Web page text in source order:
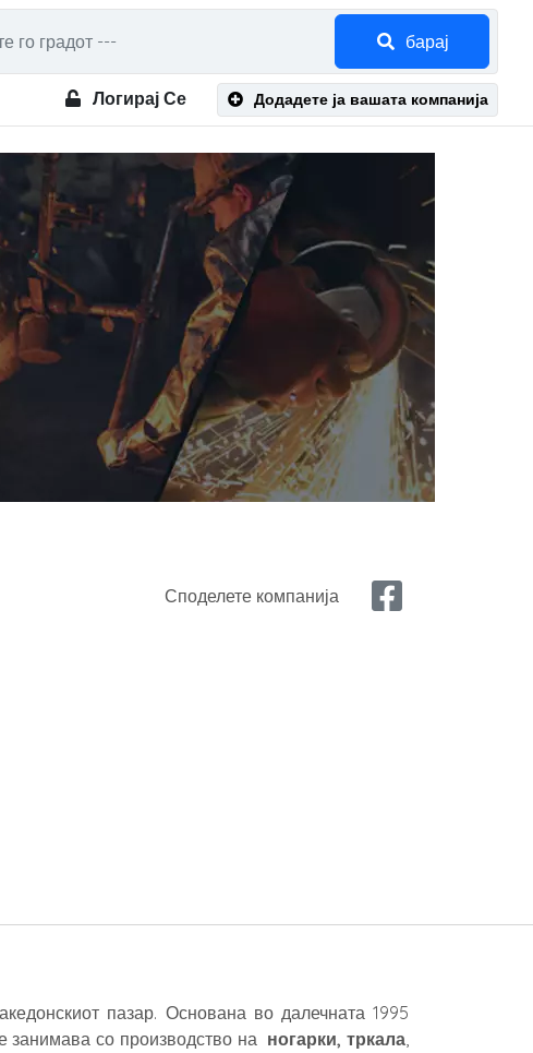
барај
Логирај Се Додадете ја вашата компанија
Споделете компанија
пазар. Основана во далечната 1995
занимава со производство на ногарки, тркала,